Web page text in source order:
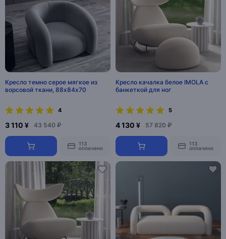
Кресло темно серое мягкое из
ворсовой ткани, 88х84х70
4
3 110 ¥ 43 540 ₽
113
оплачено
Кресло качалка белое IMOLA с
банкеткой для ног
5
4 130 ¥ 57 820 ₽
113
оплачено